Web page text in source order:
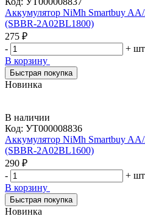
Аккумулятор NiMh Smartbuy
(SBBR-2A02BL1800)
275 ₽
-
+ шт
В корзину
Быстрая покупка
Новинка
В наличии
Код: УТ000008836
Аккумулятор NiMh Smartbuy
(SBBR-2A02BL1600)
290 ₽
-
+ шт
В корзину
Быстрая покупка
Новинка